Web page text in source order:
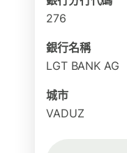
276
銀行名稱
LGT BANK AG
城市
VADUZ